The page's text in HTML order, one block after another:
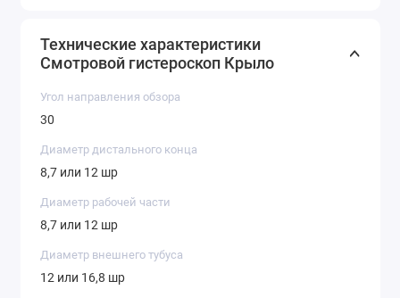
Технические характеристики
Смотровой гистероскоп Крыло
Угол направления обзора
30
Диаметр дистального конца
8,7 или 12 шр
Диаметр рабочей части
8,7 или 12 шр
Диаметр внешнего тубуса
12 или 16,8 шр